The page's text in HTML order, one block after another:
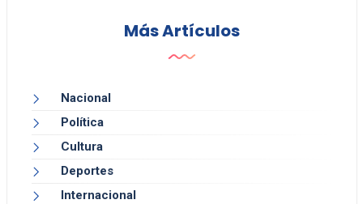
Más Artículos
Nacional
Política
Cultura
Deportes
Internacional